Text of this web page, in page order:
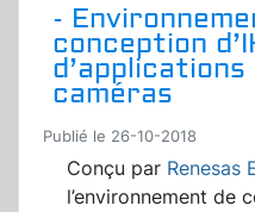
-
conception
d’applications
caméras
Publié le 26-10-2018
Conçu par Renesas
l’environnement de